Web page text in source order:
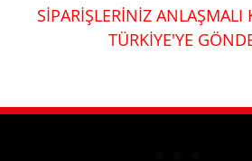
SİPARİŞLERİNİZ ANLAŞMALI
TÜRKİYE'YE